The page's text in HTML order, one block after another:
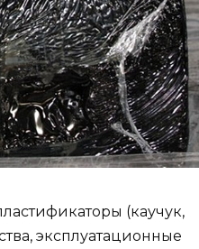
(каучук,
эксплуатационные